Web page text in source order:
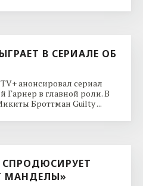
В СЕРИАЛЕ ОБ
анонсировал сериал
Гарнер в главной роли. В
Броттман Guilty ...
СПРОДЮСИРУЕТ
МАНДЕЛЫ»